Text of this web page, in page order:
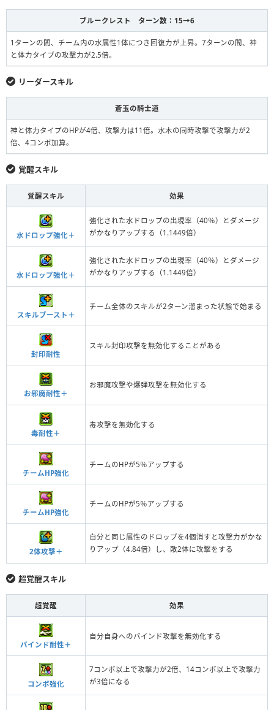
ブルークレスト ターン数：15→6
1ターンの間、チーム内の水属性1体につき回復力が上昇。7ターンの間、神
と体力タイプの攻撃力が2.5倍。
リーダースキル
蒼玉の騎士道
神と体力タイプのHPが4倍、攻撃力は11倍。水木の同時攻撃で攻撃力が2
倍、4コンボ加算。
覚醒スキル
覚醒スキル 効果
水ドロップ強化＋
強化された水ドロップの出現率（40％）とダメージ
がかなりアップする（1.1449倍）
水ドロップ強化＋
強化された水ドロップの出現率（40％）とダメージ
がかなりアップする（1.1449倍）
スキルブースト＋
チーム全体のスキルが2ターン溜まった状態で始まる
封印耐性
スキル封印攻撃を無効化することがある
お邪魔耐性＋
お邪魔攻撃や爆弾攻撃を無効化する
毒耐性＋
毒攻撃を無効化する
チームHP強化
チームのHPが5％アップする
チームHP強化
チームのHPが5％アップする
2体攻撃＋
自分と同じ属性のドロップを4個消すと攻撃力がかな
りアップ（4.84倍）し、敵2体に攻撃をする
超覚醒スキル
超覚醒 効果
バインド耐性＋
自分自身へのバインド攻撃を無効化する
コンボ強化
7コンボ以上で攻撃力が2倍、14コンボ以上で攻撃力
が3倍になる